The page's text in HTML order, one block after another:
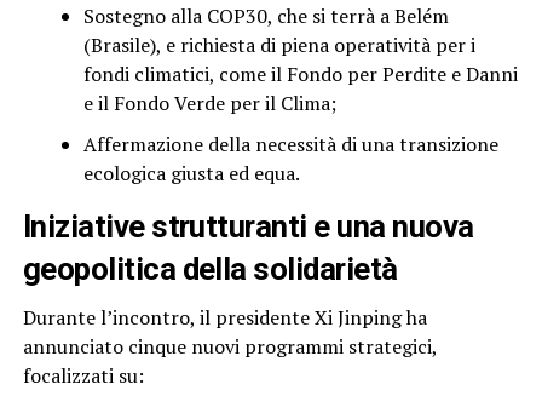
Sostegno alla COP30, che si terrà a Belém
(Brasile), e richiesta di piena operatività per i
fondi climatici, come il Fondo per Perdite e Danni
e il Fondo Verde per il Clima;
Affermazione della necessità di una transizione
ecologica giusta ed equa.
Iniziative strutturanti e una nuova
geopolitica della solidarietà
Durante l’incontro, il presidente Xi Jinping ha
annunciato cinque nuovi programmi strategici,
focalizzati su: